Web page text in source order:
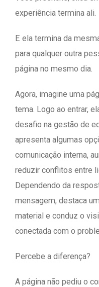
experiência termina ali.
E ela termina da
para qualquer outra
página no mesmo dia.
Agora, imagine uma
tema. Logo ao entrar,
desafio na gestão de
apresenta algumas
comunicação interna,
reduzir conflitos entre
Dependendo da
mensagem, destaca
material e conduz o
conectada com o
Percebe a diferença?
A página não pediu o